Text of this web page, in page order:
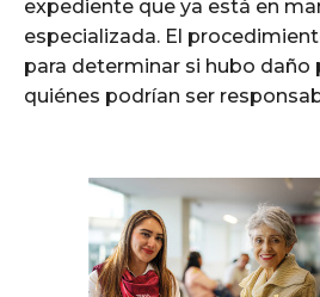
expediente que ya está en
especializada. El
para determinar si hubo daño
quiénes podrían ser